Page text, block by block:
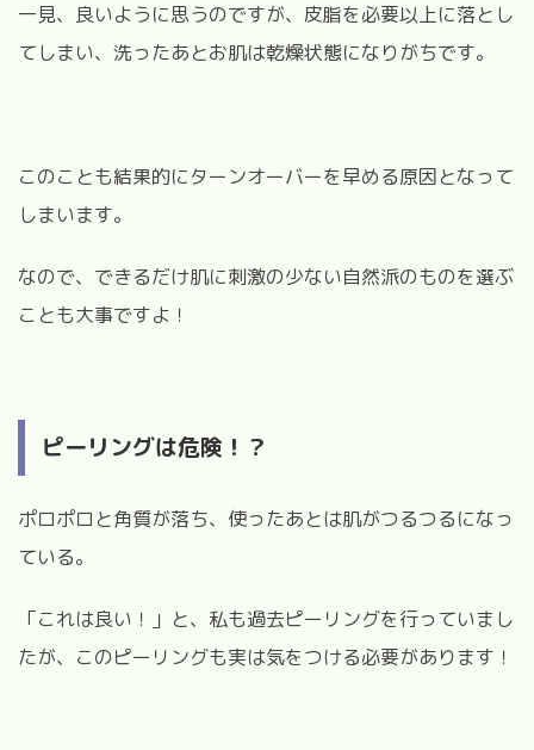
一見、良いように思うのですが、皮脂を必要以上に落とし
てしまい、洗ったあとお肌は乾燥状態になりがちです。
このことも結果的にターンオーバーを早める原因となって
しまいます。
なので、できるだけ肌に刺激の少ない自然派のものを選ぶ
ことも大事ですよ！
ピーリングは危険！？
ポロポロと角質が落ち、使ったあとは肌がつるつるになっ
ている。
「これは良い！」と、私も過去ピーリングを行っていまし
たが、このピーリングも実は気をつける必要があります！